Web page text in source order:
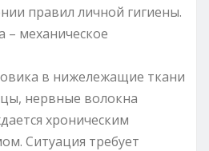
правил личной гигиены.
– механическое
в нижележащие ткани
нервные волокна
хроническим
Ситуация требует